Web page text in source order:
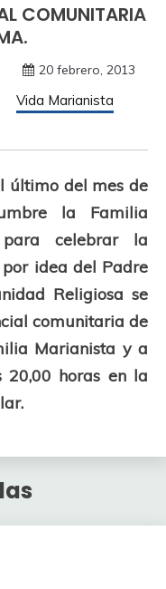
COMUNITARIA
20 febrero, 2013
Vida Marianista
último del mes de
la Familia
celebrar la
por idea del Padre
Religiosa se
comunitaria de
Marianista y a
20,00 horas en la